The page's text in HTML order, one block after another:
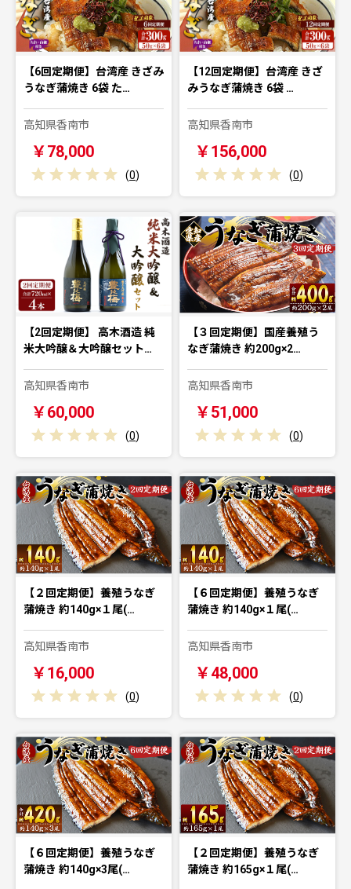
【6回定期便】台湾産 きざみ
うなぎ蒲焼き 6袋 た…
高知県香南市
￥78,000
(0)
【12回定期便】台湾産 きざ
みうなぎ蒲焼き 6袋 …
高知県香南市
￥156,000
(0)
【2回定期便】 高木酒造 純
米大吟醸＆大吟醸セット…
高知県香南市
￥60,000
(0)
【３回定期便】国産養殖う
なぎ蒲焼き 約200g×2…
高知県香南市
￥51,000
(0)
【２回定期便】養殖うなぎ
蒲焼き 約140g×１尾(…
高知県香南市
￥16,000
(0)
【６回定期便】養殖うなぎ
蒲焼き 約140g×１尾(…
高知県香南市
￥48,000
(0)
【６回定期便】養殖うなぎ
蒲焼き 約140g×3尾(…
【２回定期便】養殖うなぎ
蒲焼き 約165g×１尾(…